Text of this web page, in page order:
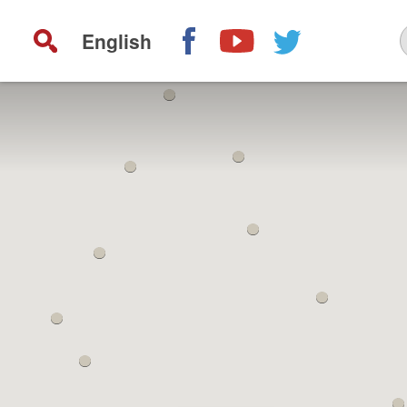
English